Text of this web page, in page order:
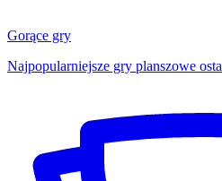
Gorące gry
Najpopularniejsze gry planszowe